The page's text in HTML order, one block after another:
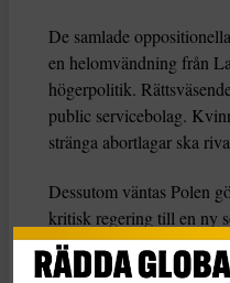
De samlade
en helomvändning från
högerpolitik.
public servicebolag.
stränga abortlagar ska
Dessutom väntas Polen
kritisk regering till en ny
Rävspel kan